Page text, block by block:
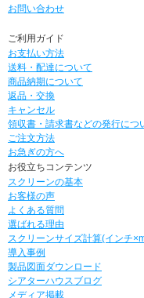
お問い合わせ
ご利用ガイド
お支払い方法
送料・配達について
商品納期について
返品・交換
キャンセル
領収書・請求書などの発行につ
ご注文方法
お急ぎの方へ
お役立ちコンテンツ
スクリーンの基本
お客様の声
よくある質問
選ばれる理由
スクリーンサイズ計算(インチ
導入事例
製品図面ダウンロード
シアターハウスブログ
メディア掲載